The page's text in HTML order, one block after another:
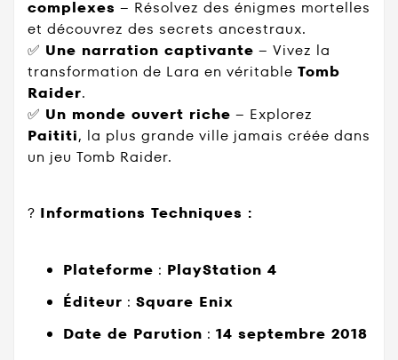
complexes – Résolvez des énigmes mortelles
et découvrez des secrets ancestraux.
✅ Une narration captivante – Vivez la
transformation de Lara en véritable Tomb
Raider.
✅ Un monde ouvert riche – Explorez
Paititi, la plus grande ville jamais créée dans
un jeu Tomb Raider.
? Informations Techniques :
Plateforme : PlayStation 4
Éditeur : Square Enix
Date de Parution : 14 septembre 2018